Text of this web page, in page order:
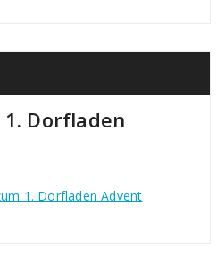
Dorfladen
1. Dorfladen Advent